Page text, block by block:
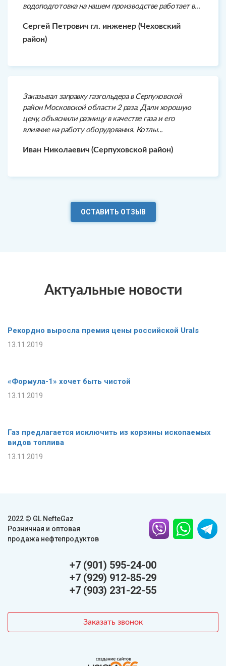
водоподготовка на нашем производстве работает в...
Сергей Петрович гл. инженер (Чеховский
район)
Заказывал заправку газгольдера в Серпуховской
район Московской области 2 раза. Дали хорошую
цену, объяснили разницу в качестве газа и его
влияние на работу оборудования. Котлы...
Иван Николаевич (Серпуховской район)
ОСТАВИТЬ ОТЗЫВ
Актуальные новости
Рекордно выросла премия цены российской Urals
13.11.2019
«Формула-1» хочет быть чистой
13.11.2019
Газ предлагается исключить из корзины ископаемых
видов топлива
13.11.2019
2022 © GL NefteGaz
Розничная и оптовая
продажа нефтепродуктов
+7 (901) 595-24-00
+7 (929) 912-85-29
+7 (903) 231-22-55
Заказать звонок